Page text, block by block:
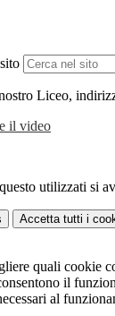
Liceo,
il video
utilizzati si
Accetta tutti i
quali cookie
il
al